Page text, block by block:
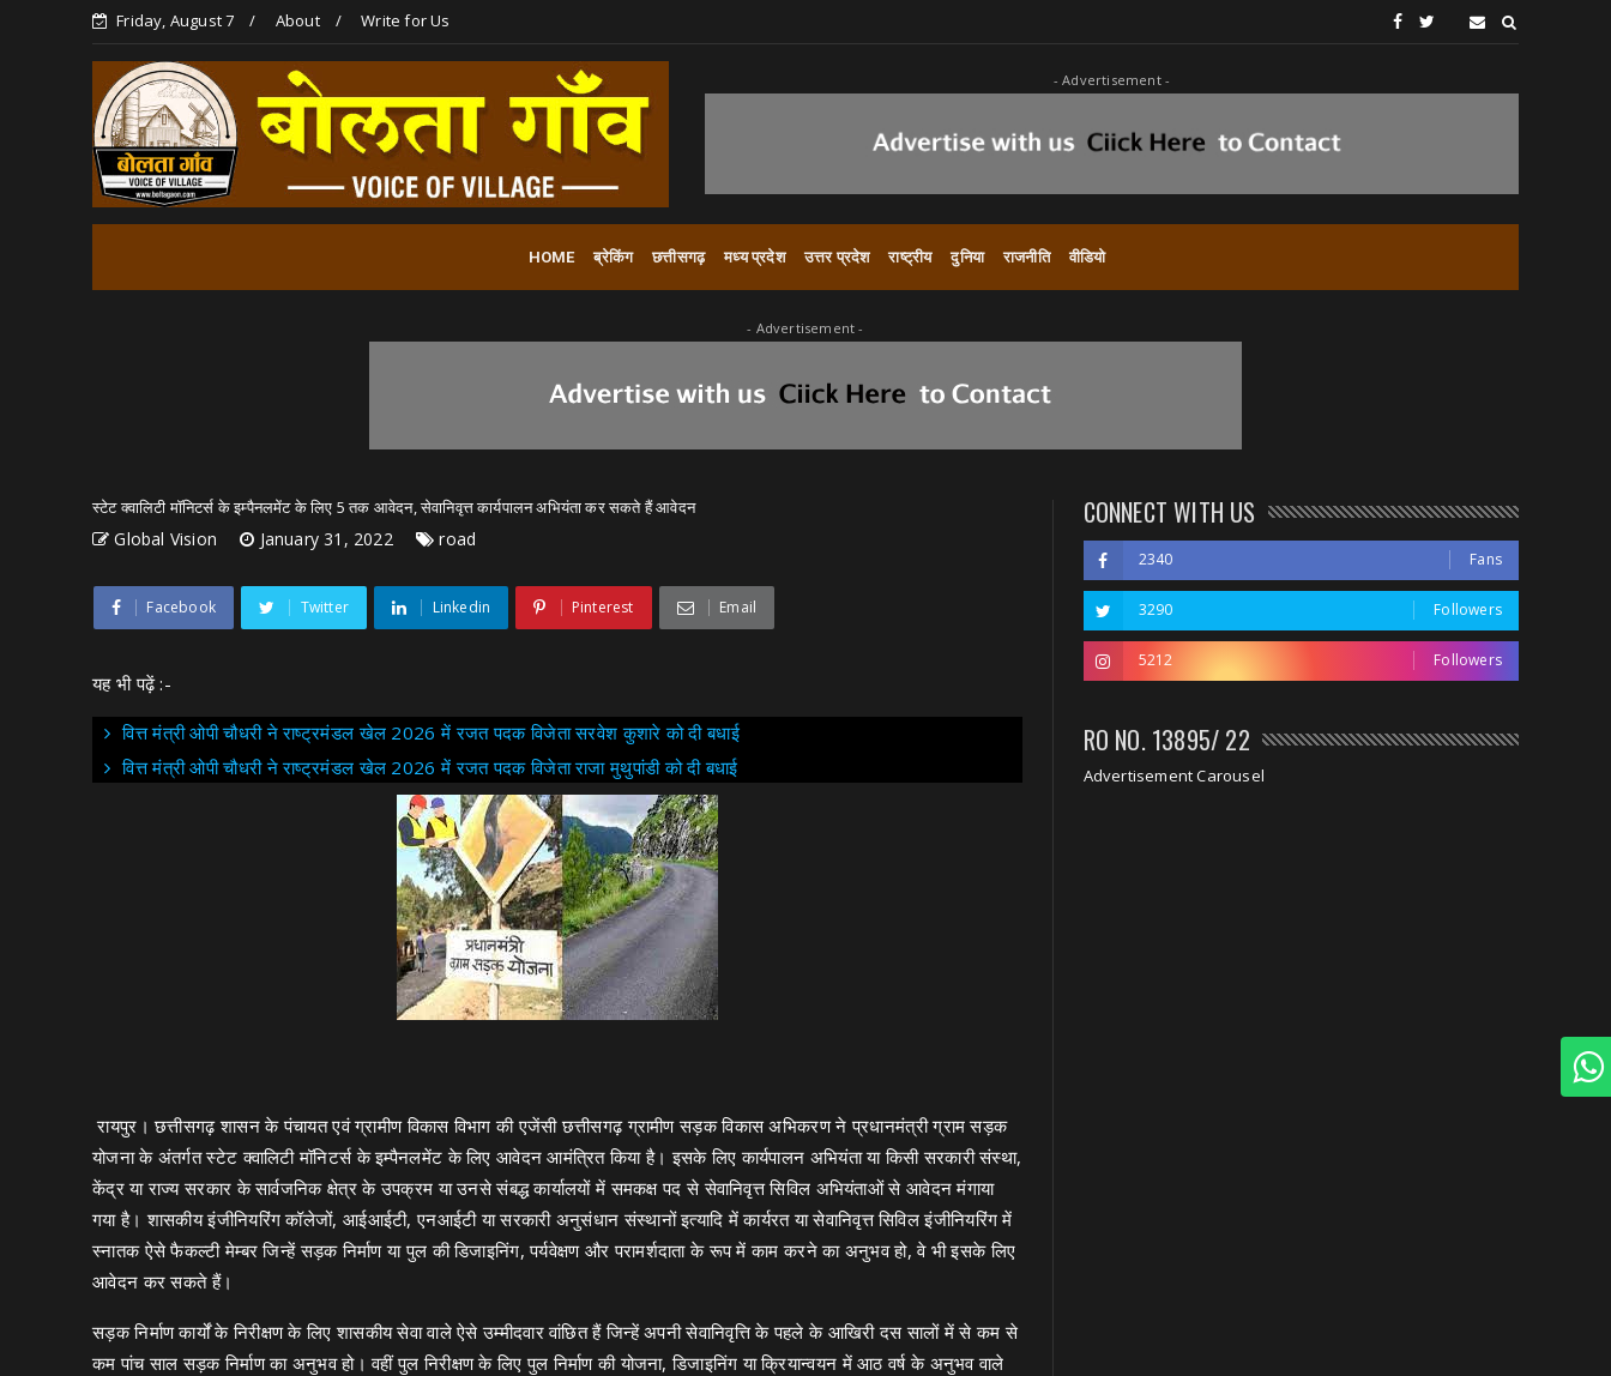
Friday, August 7 About Write for Us
- Advertisement -
HOME ब्रेकिंग छत्तीसगढ़ मध्य प्रदेश उत्तर प्रदेश राष्ट्रीय दुनिया राजनीति वीडियो
- Advertisement -
स्टेट क्वालिटी मॉनिटर्स के इम्पैनलमेंट के लिए 5 तक आवेदन, सेवानिवृत्त कार्यपालन अभियंता कर सकते हैं आवेदन
Global Vision January 31, 2022 road
Facebook Twitter Linkedin Pinterest Email
यह भी पढ़ें :-
वित्त मंत्री ओपी चौधरी ने राष्ट्रमंडल खेल 2026 में रजत पदक विजेता सरवेश कुशारे को दी बधाई
वित्त मंत्री ओपी चौधरी ने राष्ट्रमंडल खेल 2026 में रजत पदक विजेता राजा मुथुपांडी को दी बधाई
रायपुर। छत्तीसगढ़ शासन के पंचायत एवं ग्रामीण विकास विभाग की एजेंसी छत्तीसगढ़ ग्रामीण सड़क विकास अभिकरण ने प्रधानमंत्री ग्राम सड़क
योजना के अंतर्गत स्टेट क्वालिटी मॉनिटर्स के इम्पैनलमेंट के लिए आवेदन आमंत्रित किया है। इसके लिए कार्यपालन अभियंता या किसी सरकारी संस्था,
केंद्र या राज्य सरकार के सार्वजनिक क्षेत्र के उपक्रम या उनसे संबद्ध कार्यालयों में समकक्ष पद से सेवानिवृत्त सिविल अभियंताओं से आवेदन मंगाया
गया है। शासकीय इंजीनियरिंग कॉलेजों, आईआईटी, एनआईटी या सरकारी अनुसंधान संस्थानों इत्यादि में कार्यरत या सेवानिवृत्त सिविल इंजीनियरिंग में
स्नातक ऐसे फैकल्टी मेम्बर जिन्हें सड़क निर्माण या पुल की डिजाइनिंग, पर्यवेक्षण और परामर्शदाता के रूप में काम करने का अनुभव हो, वे भी इसके लिए
आवेदन कर सकते हैं।
सड़क निर्माण कार्यों के निरीक्षण के लिए शासकीय सेवा वाले ऐसे उम्मीदवार वांछित हैं जिन्हें अपनी सेवानिवृत्ति के पहले के आखिरी दस सालों में से कम से
कम पांच साल सड़क निर्माण का अनुभव हो। वहीं पुल निरीक्षण के लिए पुल निर्माण की योजना, डिजाइनिंग या क्रियान्वयन में आठ वर्ष के अनुभव वाले
CONNECT WITH US
2340 Fans
3290 Followers
5212 Followers
RO NO. 13895/ 22
Advertisement Carousel